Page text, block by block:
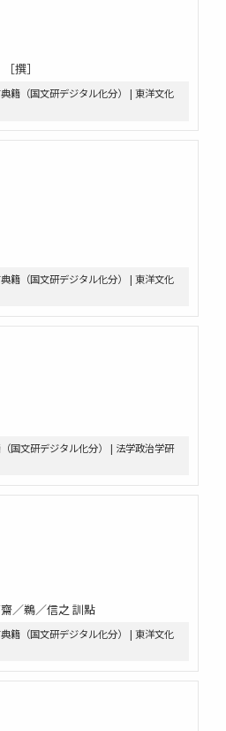
撰］
籍（国文研デジタル化分） | 東洋文化
籍（国文研デジタル化分） | 東洋文化
国文研デジタル化分） | 法学政治学研
／鵜／信之 訓點
籍（国文研デジタル化分） | 東洋文化